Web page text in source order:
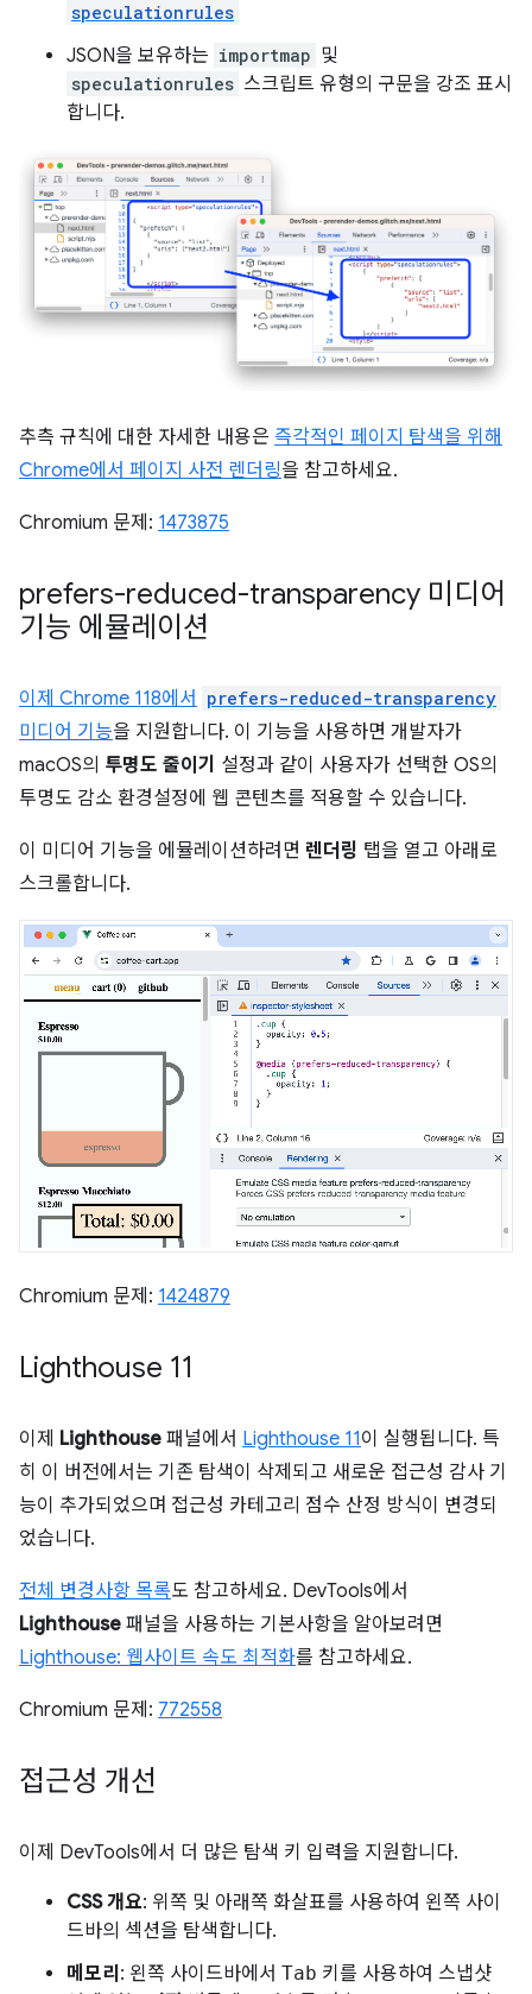
speculationrules
JSON을 보유하는 importmap 및
speculationrules 스크립트 유형의 구문을 강조 표시
합니다.
추측 규칙에 대한 자세한 내용은 즉각적인 페이지 탐색을 위해
Chrome에서 페이지 사전 렌더링을 참고하세요.
Chromium 문제: 1473875
prefers-reduced-transparency 미디어
기능 에뮬레이션
이제 Chrome 118에서 prefers-reduced-transparency
미디어 기능을 지원합니다. 이 기능을 사용하면 개발자가
macOS의 투명도 줄이기 설정과 같이 사용자가 선택한 OS의
투명도 감소 환경설정에 웹 콘텐츠를 적용할 수 있습니다.
이 미디어 기능을 에뮬레이션하려면 렌더링 탭을 열고 아래로
스크롤합니다.
Chromium 문제: 1424879
Lighthouse 11
이제 Lighthouse 패널에서 Lighthouse 11이 실행됩니다. 특
히 이 버전에서는 기존 탐색이 삭제되고 새로운 접근성 감사 기
능이 추가되었으며 접근성 카테고리 점수 산정 방식이 변경되
었습니다.
전체 변경사항 목록도 참고하세요. DevTools에서
Lighthouse 패널을 사용하는 기본사항을 알아보려면
Lighthouse: 웹사이트 속도 최적화를 참고하세요.
Chromium 문제: 772558
접근성 개선
이제 DevTools에서 더 많은 탐색 키 입력을 지원합니다.
CSS 개요: 위쪽 및 아래쪽 화살표를 사용하여 왼쪽 사이
드바의 섹션을 탐색합니다.
메모리 : 왼쪽 사이드바에서 Tab 키를 사용하여 스냅샷